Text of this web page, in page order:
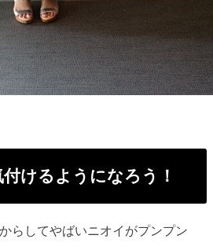
けるようになろう！
らしてやばいニオイがプンプン